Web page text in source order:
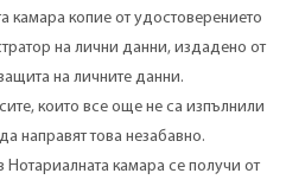
камара копие от удостоверението
на лични данни, издадено от
на личните данни.
които все още не са изпълнили
направят това незабавно.
камара се получи от